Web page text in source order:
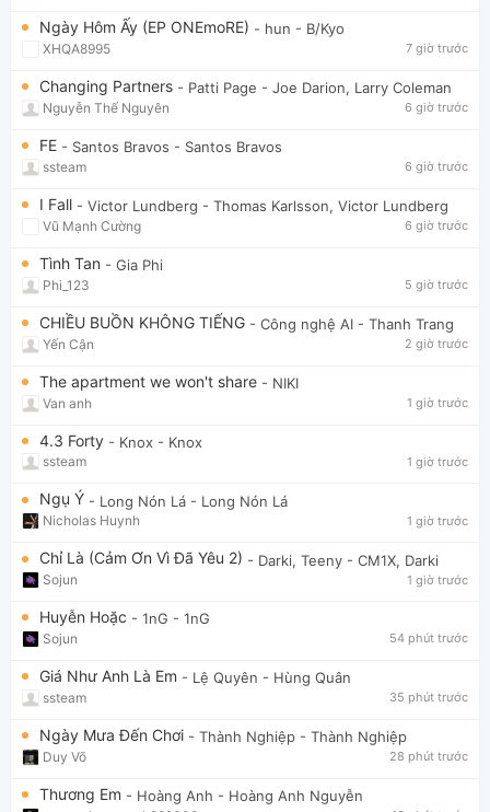
Ngày Hôm Ấy (EP ONEmoRE) - hun - B/Kyo
XHQA8995 7 giờ trước
Changing Partners - Patti Page - Joe Darion, Larry Coleman
Nguyễn Thế Nguyên 6 giờ trước
FE - Santos Bravos - Santos Bravos
ssteam 6 giờ trước
I Fall - Victor Lundberg - Thomas Karlsson, Victor Lundberg
Vũ Mạnh Cường 6 giờ trước
Tình Tan - Gia Phi
Phi_123 5 giờ trước
CHIỀU BUỒN KHÔNG TIẾNG - Công nghệ AI - Thanh Trang
Yến Cận 2 giờ trước
The apartment we won't share - NIKI
Van anh 1 giờ trước
4.3 Forty - Knox - Knox
ssteam 1 giờ trước
Ngụ Ý - Long Nón Lá - Long Nón Lá
Nicholas Huynh 1 giờ trước
Chỉ Là (Cảm Ơn Vì Đã Yêu 2) - Darki, Teeny - CM1X, Darki
Sojun 1 giờ trước
Huyễn Hoặc - 1nG - 1nG
Sojun 54 phút trước
Giá Như Anh Là Em - Lệ Quyên - Hùng Quân
ssteam 35 phút trước
Ngày Mưa Đến Chơi - Thành Nghiệp - Thành Nghiệp
Duy Võ 28 phút trước
Thương Em - Hoàng Anh - Hoàng Anh Nguyễn